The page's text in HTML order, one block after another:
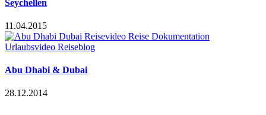
Seychellen
11.04.2015
Abu Dhabi & Dubai
28.12.2014